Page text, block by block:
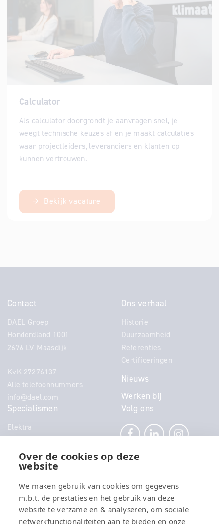
Calculator
Als calculator doorgrondt je aanvragen snel, je
weegt technische keuzes af en je maakt calculaties
waar projectleiders, leveranciers en klanten op
kunnen vertrouwen.
Bekijk vacature
Contact
DAEL Groep
Honderdland 1001
2676 LV Maasdijk
KvK 27276137
Alle telefoonnummers
info@dael.com
Ons verhaal
Historie
Duurzaamheid
Referenties
Certificeringen
Nieuws
Werken bij
Specialismen
Elektra
Technisch Beheer
Power
Security
Connectivity
Energy
Volg ons
Over de cookies op deze
website
We maken gebruik van cookies om gegevens
m.b.t. de prestaties en het gebruik van deze
website te verzamelen & analyseren, om sociale
netwerkfunctionaliteiten aan te bieden en onze